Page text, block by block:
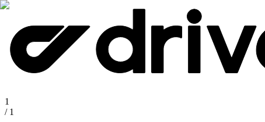
1
/ 1